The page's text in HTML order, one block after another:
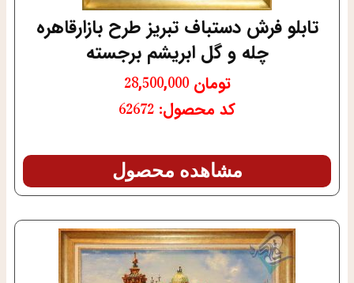
تابلو فرش دستباف تبریز طرح بازارقاهره
چله و گل ابریشم برجسته
تومان 28,500,000
کد محصول: 62672
مشاهده محصول